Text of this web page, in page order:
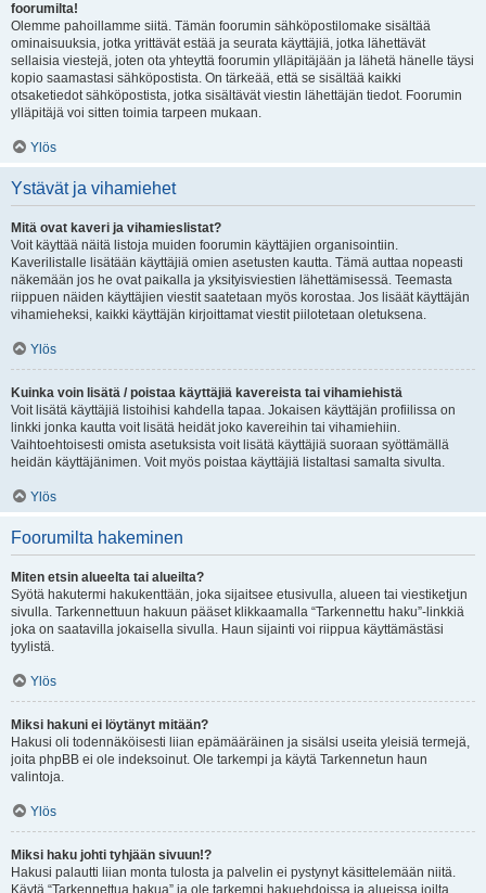
foorumilta!
Olemme pahoillamme siitä. Tämän foorumin sähköpostilomake sisältää
ominaisuuksia, jotka yrittävät estää ja seurata käyttäjiä, jotka lähettävät
sellaisia viestejä, joten ota yhteyttä foorumin ylläpitäjään ja lähetä hänelle täysi
kopio saamastasi sähköpostista. On tärkeää, että se sisältää kaikki
otsaketiedot sähköpostista, jotka sisältävät viestin lähettäjän tiedot. Foorumin
ylläpitäjä voi sitten toimia tarpeen mukaan.
Ylös
Ystävät ja vihamiehet
Mitä ovat kaveri ja vihamieslistat?
Voit käyttää näitä listoja muiden foorumin käyttäjien organisointiin.
Kaverilistalle lisätään käyttäjiä omien asetusten kautta. Tämä auttaa nopeasti
näkemään jos he ovat paikalla ja yksityisviestien lähettämisessä. Teemasta
riippuen näiden käyttäjien viestit saatetaan myös korostaa. Jos lisäät käyttäjän
vihamieheksi, kaikki käyttäjän kirjoittamat viestit piilotetaan oletuksena.
Ylös
Kuinka voin lisätä / poistaa käyttäjiä kavereista tai vihamiehistä
Voit lisätä käyttäjiä listoihisi kahdella tapaa. Jokaisen käyttäjän profiilissa on
linkki jonka kautta voit lisätä heidät joko kavereihin tai vihamiehiin.
Vaihtoehtoisesti omista asetuksista voit lisätä käyttäjiä suoraan syöttämällä
heidän käyttäjänimen. Voit myös poistaa käyttäjiä listaltasi samalta sivulta.
Ylös
Foorumilta hakeminen
Miten etsin alueelta tai alueilta?
Syötä hakutermi hakukenttään, joka sijaitsee etusivulla, alueen tai viestiketjun
sivulla. Tarkennettuun hakuun pääset klikkaamalla “Tarkennettu haku”-linkkiä
joka on saatavilla jokaisella sivulla. Haun sijainti voi riippua käyttämästäsi
tyylistä.
Ylös
Miksi hakuni ei löytänyt mitään?
Hakusi oli todennäköisesti liian epämääräinen ja sisälsi useita yleisiä termejä,
joita phpBB ei ole indeksoinut. Ole tarkempi ja käytä Tarkennetun haun
valintoja.
Ylös
Miksi haku johti tyhjään sivuun!?
Hakusi palautti liian monta tulosta ja palvelin ei pystynyt käsittelemään niitä.
Käytä “Tarkennettua hakua” ja ole tarkempi hakuehdoissa ja alueissa joilta